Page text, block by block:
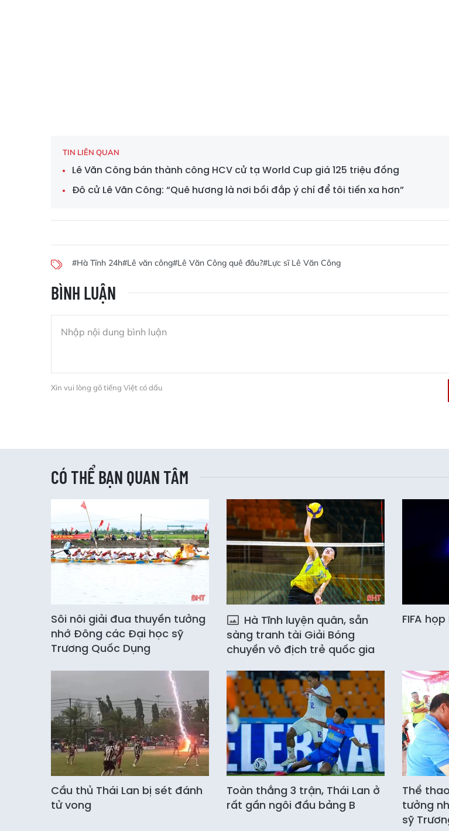
TIN LIÊN QUAN
Lê Văn Công bán thành công HCV cử tạ World Cup giá 125 triệu đồng
Đô cử Lê Văn Công: “Quê hương là nơi bồi đắp ý chí để tôi tiến xa hơn”
#Hà Tĩnh 24h#Lê văn công#Lê Văn Công quê đâu?#Lực sĩ Lê Văn Công
BÌNH LUẬN
Xin vui lòng gõ tiếng Việt có dấu
CÓ THỂ BẠN QUAN TÂM
Sôi nôi giải đua thuyền tưởng
nhớ Đông các Đại học sỹ
Trương Quốc Dụng
Hà Tĩnh luyện quân, sẵn
sàng tranh tài Giải Bóng
chuyền vô địch trẻ quốc gia
FIFA
Cầu thủ Thái Lan bị sét đánh
tử vong
Toàn thắng 3 trận, Thái Lan ở
rất gần ngôi đầu bảng B
Thể
tưởng
sỹ